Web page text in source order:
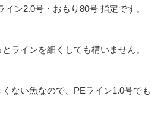
ン2.0号・おもり80号 指定です。
ラインを細くしても構いません。
ない魚なので、PEライン1.0号でも